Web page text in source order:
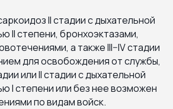
II стадии с дыхательной
II степени, бронхоэктазами,
а также III–IV стадии
для освобождения от службы,
или II стадии с дыхательной
I степени или без нее возможен
по видам войск.